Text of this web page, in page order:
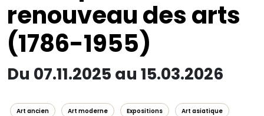
renouveau des arts
(1786-1955)
Du 07.11.2025 au 15.03.2026
Art ancien Art moderne Expositions Art asiatique